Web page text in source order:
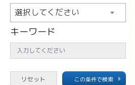
選択してください
キーワード
この条件で検索